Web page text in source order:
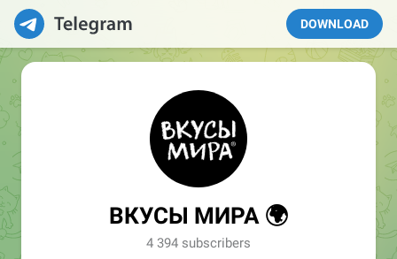
DOWNLOAD
ВКУСЫ МИРА 🌍
4 394 subscribers